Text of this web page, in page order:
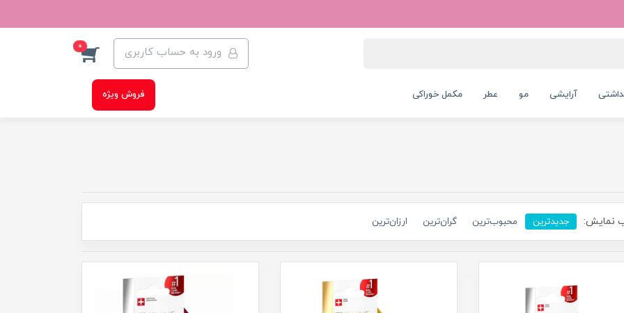
ورود به حساب کاربری 0
آرایشی مو عطر مکمل خوراکی فروش ویژه
نمایش: جدیدترین محبوب‌ترین گران‌ترین ارزان‌ترین